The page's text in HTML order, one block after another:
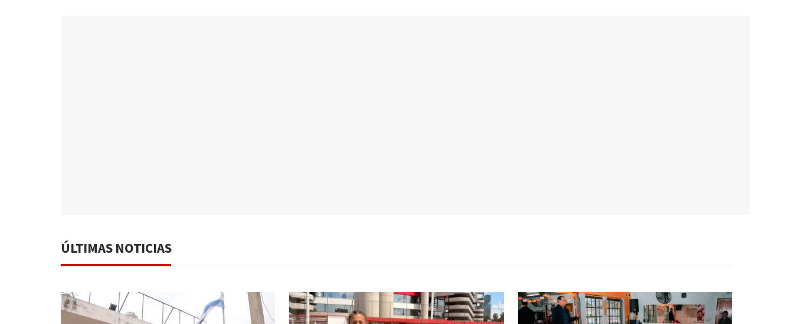
ÚLTIMAS NOTICIAS